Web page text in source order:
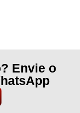
Envie o